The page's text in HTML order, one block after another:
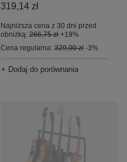
319,14 zł
Najniższa cena z 30 dni przed
obniżką: 266,75 zł +19%
Cena regularna: 329,00 zł -3%
+ Dodaj do porównania